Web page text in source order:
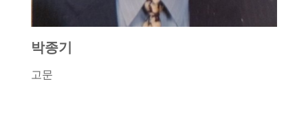
박종기
고문